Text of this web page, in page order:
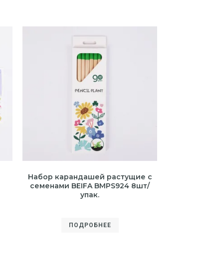
Набор карандашей растущие с
семенами BEIFA BMPS924 8шт/
упак.
ПОДРОБНЕЕ